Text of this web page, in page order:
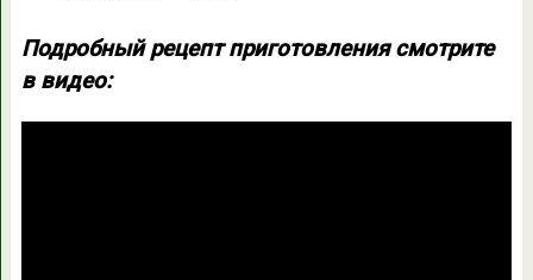
Подробный рецепт приготовления смотрите
в видео: